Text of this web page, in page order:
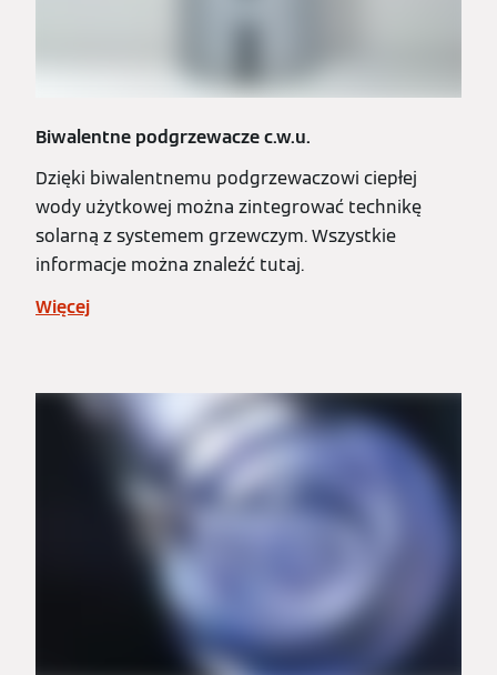
Biwalentne podgrzewacze c.w.u.
Dzięki biwalentnemu podgrzewaczowi ciepłej
wody użytkowej można zintegrować technikę
solarną z systemem grzewczym. Wszystkie
informacje można znaleźć tutaj.
Więcej